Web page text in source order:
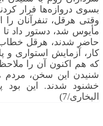
بسوی دروازه‌ها فرار
وقتی هرقل، تنفرآنان
مأیوس شد، دستور داد تا
حاضر شدند، هرقل خطاب
كار، آزمایش استواری و
كه هم اكنون آن را
شنیدن این سخن، مردم
خشنود شدند. این بود
البخاری/7)